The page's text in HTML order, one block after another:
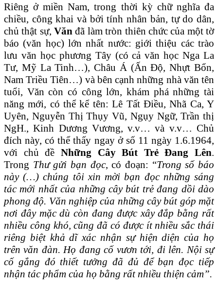
Riêng ở miền Nam, trong thời kỳ chữ nghĩa đa
chiều, công khai và bởi tính nhân bản, tự do dân,
chủ thật sự, Văn đã làm tròn thiên chức của một tờ
báo (văn học) lớn nhất nước: giới thiệu các trào
lưu văn học phương Tây (có cả văn học Nga La
Tư, Mỹ La Tinh…), Châu Á (Ấn Độ, Nhựt Bổn,
Nam Triều Tiên…) và bên cạnh những nhà văn tên
tuổi, Văn còn có công lớn, khám phá những tài
năng mới, có thể kể tên: Lê Tất Điều, Nhã Ca, Y
Uyên, Nguyễn Thị Thụy Vũ, Ngụy Ngữ, Trần thị
NgH., Kinh Dương Vương, v.v… và v.v… Chủ
đích này, có thể thấy ngay ở số 11 ngày 1.6.1964,
với chủ đề Những Cây Bút Trẻ Đang Lên.
Trong Thư gửi bạn đọc, có đoạn: “Trong số báo
này (…) chúng tôi xin mời bạn đọc những sáng
tác mới nhất của những cây bút trẻ đang dồi dào
phong độ. Văn nghiệp của những cây bút góp mặt
nơi đây mặc dù còn đang được xây đắp bằng rất
nhiều công khó, cũng đã có được ít nhiều sắc thái
riêng biệt khả dĩ xác nhận sự hiện diện của họ
trên văn đàn. Họ đang cố vươn tới, đi lên. Nội sự
cố gắng đó thiết tưởng đã đủ để bạn đọc tiếp
nhận tác phẩm của họ bằng rất nhiều thiện cảm”.